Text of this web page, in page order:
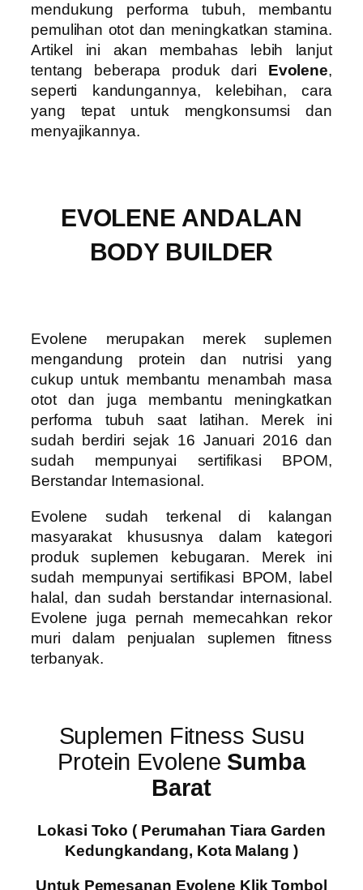
mendukung performa tubuh, membantu
pemulihan otot dan meningkatkan stamina.
Artikel ini akan membahas lebih lanjut
tentang beberapa produk dari Evolene,
seperti kandungannya, kelebihan, cara
yang tepat untuk mengkonsumsi dan
menyajikannya.
EVOLENE ANDALAN
BODY BUILDER
Evolene merupakan merek suplemen
mengandung protein dan nutrisi yang
cukup untuk membantu menambah masa
otot dan juga membantu meningkatkan
performa tubuh saat latihan. Merek ini
sudah berdiri sejak 16 Januari 2016 dan
sudah mempunyai sertifikasi BPOM,
Berstandar Internasional.
Evolene sudah terkenal di kalangan
masyarakat khususnya dalam kategori
produk suplemen kebugaran. Merek ini
sudah mempunyai sertifikasi BPOM, label
halal, dan sudah berstandar internasional.
Evolene juga pernah memecahkan rekor
muri dalam penjualan suplemen fitness
terbanyak.
Suplemen Fitness Susu
Protein Evolene Sumba
Barat
Lokasi Toko ( Perumahan Tiara Garden
Kedungkandang, Kota Malang )
Untuk Pemesanan Evolene Klik Tombol